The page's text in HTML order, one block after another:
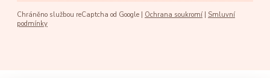
Chráněno službou reCaptcha od Google | Ochrana soukromí
Smluvní
podmínky